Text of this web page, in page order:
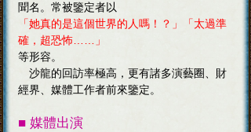
聞名。常被鑒定者以
「她真的是這個世界的人嗎！？」「太過準
確，超恐怖……」
等形容。
沙龍的回訪率極高，更有諸多演藝圈、財
經界、媒體工作者前來鑒定。
■ 媒體出演